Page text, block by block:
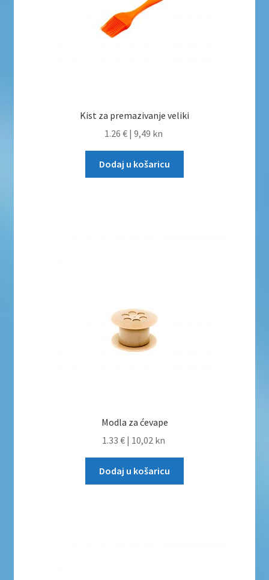
Kist za premazivanje veliki
1.26 € | 9,49 kn
Dodaj u košaricu
Modla za ćevape
1.33 € | 10,02 kn
Dodaj u košaricu